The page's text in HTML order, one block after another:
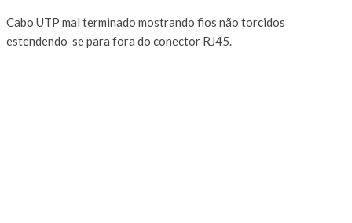
Cabo UTP mal terminado mostrando fios não torcidos
estendendo-se para fora do conector RJ45.